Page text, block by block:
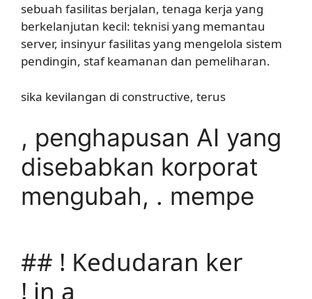
sebuah fasilitas berjalan, tenaga kerja yang
berkelanjutan kecil: teknisi yang memantau
server, insinyur fasilitas yang mengelola sistem
pendingin, staf keamanan dan pemeliharan.
sika kevilangan di constructive, terus
, penghapusan AI yang
disebabkan korporat
mengubah, . mempe
## ! Kedudaran ker
! in a